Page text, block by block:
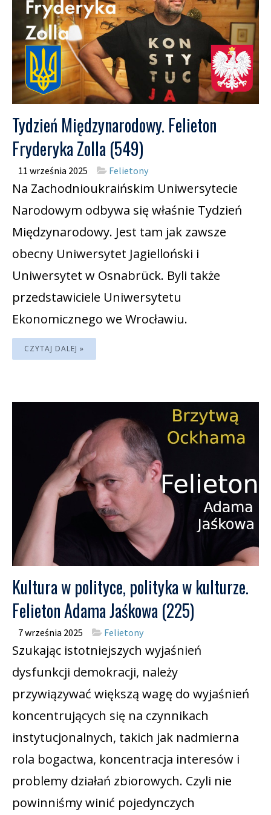
Tydzień Międzynarodowy. Felieton
Fryderyka Zolla (549)
11 września 2025 Felietony
Na Zachodnioukraińskim Uniwersytecie
Narodowym odbywa się właśnie Tydzień
Międzynarodowy. Jest tam jak zawsze
obecny Uniwersytet Jagielloński i
Uniwersytet w Osnabrück. Byli także
przedstawiciele Uniwersytetu
Ekonomicznego we Wrocławiu.
CZYTAJ DALEJ »
Kultura w polityce, polityka w kulturze.
Felieton Adama Jaśkowa (225)
7 września 2025 Felietony
Szukając istotniejszych wyjaśnień
dysfunkcji demokracji, należy
przywiązywać większą wagę do wyjaśnień
koncentrujących się na czynnikach
instytucjonalnych, takich jak nadmierna
rola bogactwa, koncentracja interesów i
problemy działań zbiorowych. Czyli nie
powinniśmy winić pojedynczych